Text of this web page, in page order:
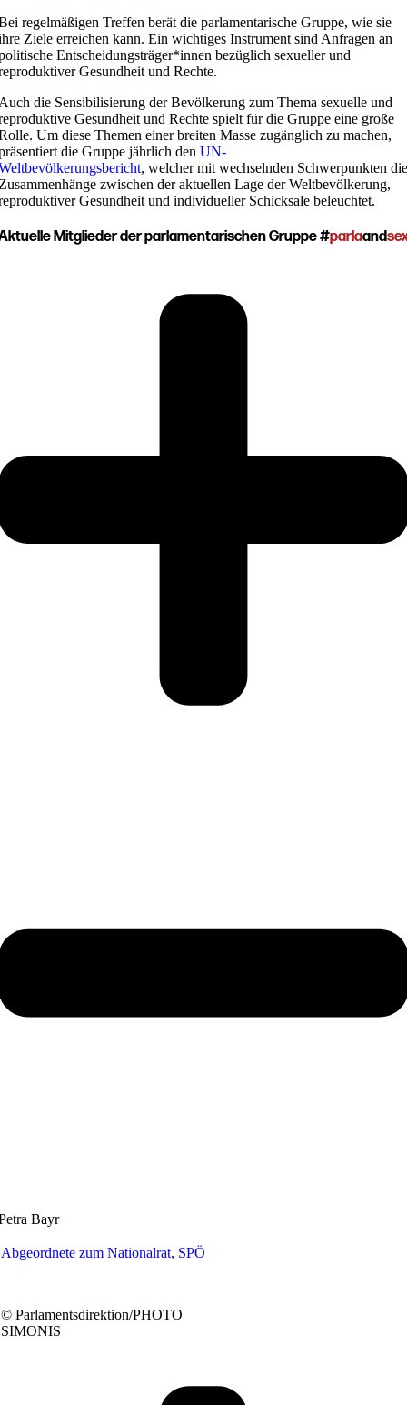
regelmäßigen Treffen berät die parlamentarische Gruppe, wie sie
Ziele erreichen kann. Ein wichtiges Instrument sind Anfragen an
Entscheidungsträger*innen bezüglich sexueller und
Gesundheit und Rechte.
die Sensibilisierung der Bevölkerung zum Thema sexuelle und
Gesundheit und Rechte spielt für die Gruppe eine große
Um diese Themen einer breiten Masse zugänglich zu machen,
die Gruppe jährlich den UN-
, welcher mit wechselnden Schwerpunkten die
zwischen der aktuellen Lage der Weltbevölkerung,
Gesundheit und individueller Schicksale beleuchtet.
Mitglieder der parlamentarischen Gruppe #parlaand
Bayr
Abgeordnete zum Nationalrat, SPÖ
© Parlamentsdirektion/PHOTO
SIMONIS